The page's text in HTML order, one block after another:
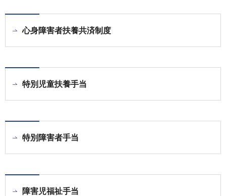
心身障害者扶養共済制度
特別児童扶養手当
特別障害者手当
障害児福祉手当